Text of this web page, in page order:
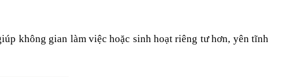
không gian làm việc hoặc sinh hoạt riêng tư hơn, yên tĩnh